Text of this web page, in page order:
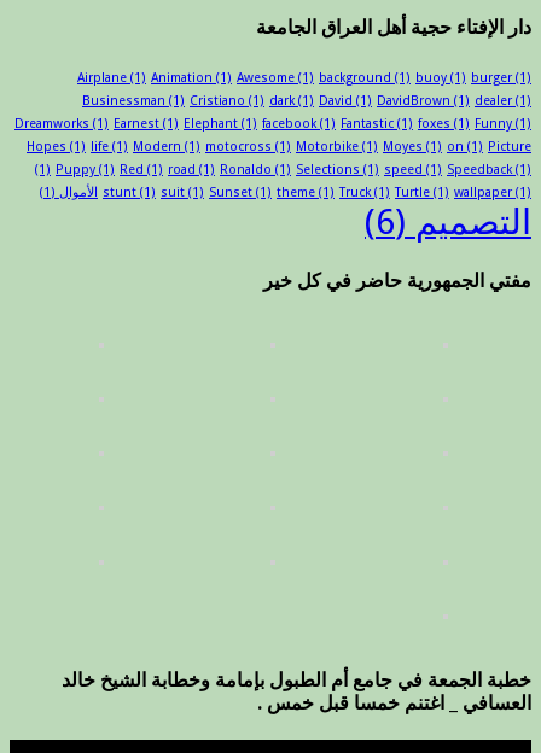
دار الإفتاء حجية أهل العراق الجامعة
Airplane (1) Animation (1) Awesome (1) background (1) buoy (1) burger (1)
Businessman (1) Cristiano (1) dark(1) David (1) DavidBrown (1) dealer (1)
Dreamworks (1) Earnest (1) Elephant (1) facebook(1) Fantastic (1) foxes (1) Funny (1)
Hopes (1) life (1) Modern (1) motocross (1) Motorbike (1) Moyes (1) on (1) Picture
(1) Puppy (1) Red (1) road (1) Ronaldo (1) Selections (1) speed (1) Speedback(1)
stunt (1) suit (1) Sunset (1) theme (1) Truck(1) Turtle (1) wallpaper (1) الأموال (1)
التصميم (6)
مفتي الجمهورية حاضر في كل خير
خطبة الجمعة في جامع أم الطبول بإمامة وخطابة الشيخ خالد
العسافي _ اغتنم خمسا قبل خمس .